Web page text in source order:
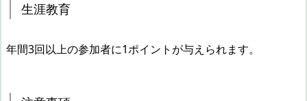
生涯教育
年間3回以上の参加者に1ポイントが与えられます。